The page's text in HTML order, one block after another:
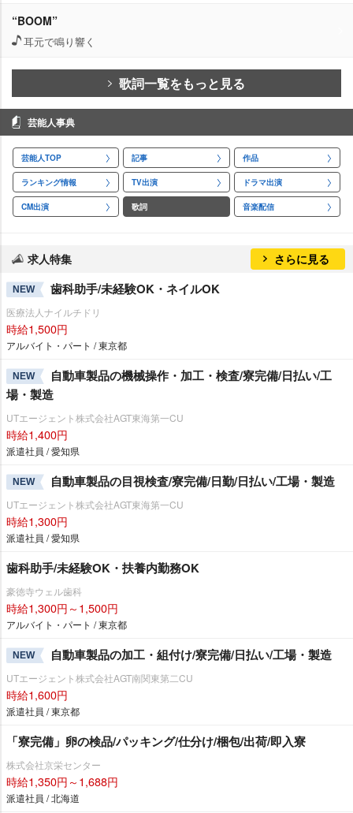
“BOOM”
耳元で鳴り響く
歌詞一覧をもっと見る
芸能人事典
芸能人TOP 記事 作品
ランキング情報 TV出演 ドラマ出演
CM出演 歌詞 音楽配信
求人特集 さらに見る
NEW 歯科助手/未経験OK・ネイルOK
医療法人ナイルチドリ
時給1,500円
アルバイト・パート / 東京都
NEW
自動車製品の機械操作・加工・検査/寮完備/日払い/工
場・製造
UTエージェント株式会社AGT東海第一CU
時給1,400円
派遣社員 / 愛知県
NEW 自動車製品の目視検査/寮完備/日勤/日払い/工場・製造
UTエージェント株式会社AGT東海第一CU
時給1,300円
派遣社員 / 愛知県
歯科助手/未経験OK・扶養内勤務OK
豪徳寺ウェル歯科
時給1,300円～1,500円
アルバイト・パート / 東京都
NEW 自動車製品の加工・組付け/寮完備/日払い/工場・製造
UTエージェント株式会社AGT南関東第二CU
時給1,600円
派遣社員 / 東京都
「寮完備」卵の検品/パッキング/仕分け/梱包/出荷/即入寮
株式会社京栄センター
時給1,350円～1,688円
派遣社員 / 北海道